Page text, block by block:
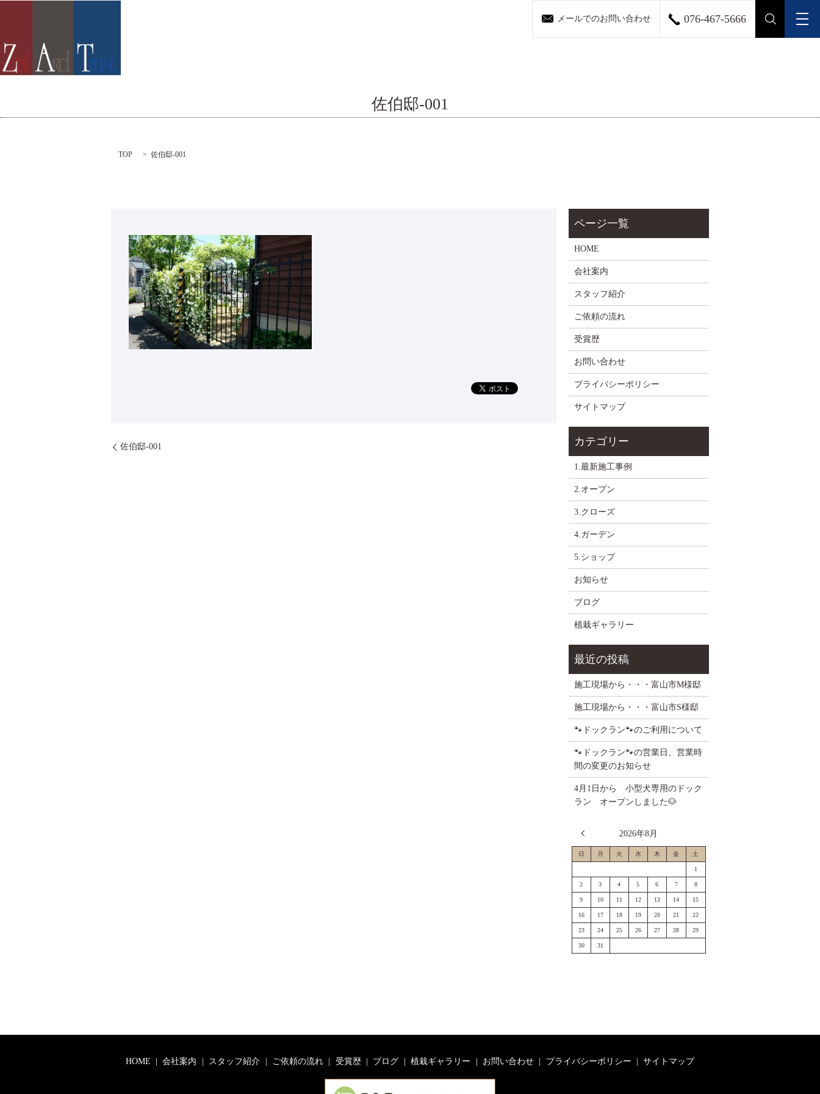
メールでのお問い合わせ 076-467-5666
佐伯邸-001
TOP 佐伯邸-001
佐伯邸-001
HOME
会社案内
スタッフ紹介
ご依頼の流れ
受賞歴
お問い合わせ
プライバシーポリシー
サイトマップ
1.最新施工事例
2.オープン
3.クローズ
4.ガーデン
5.ショップ
お知らせ
ブログ
植栽ギャラリー
施工現場から・・・富山市M様邸
施工現場から・・・富山市S様邸
🐾ドックラン🐾のご利用について
🐾ドックラン🐾の営業日、営業時
間の変更のお知らせ
4月1日から 小型犬専用のドック
ラン オープンしました🐶
2026年8月
日 月 火 水 木 金 土
1
2 3 4 5 6 7 8
9 10 11 12 13 14 15
16 17 18 19 20 21 22
23 24 25 26 27 28 29
30 31
HOME 会社案内 スタッフ紹介 ご依頼の流れ 受賞歴 ブログ 植栽ギャラリー お問い合わせ プライバシーポリシー サイトマップ